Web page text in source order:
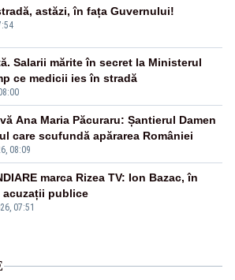
astăzi, în fața Guvernului!
Salarii mărite în secret la Ministerul
ce medicii ies în stradă
08:09
Ana Maria Păcuraru: Șantierul Damen
care scufundă apărarea României
07:51
marca Rizea TV: Ion Bazac, în
publice